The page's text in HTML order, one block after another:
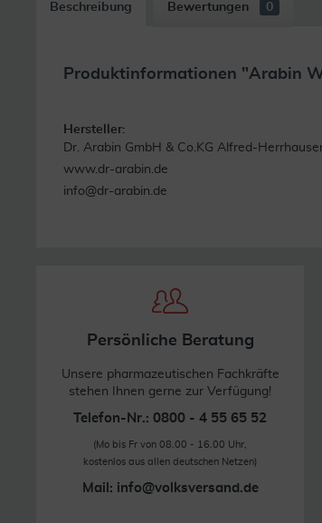
Beschreibung Bewertungen 0
Produktinformationen "Arabin
Hersteller:
Dr. Arabin GmbH & Co.KG Alfred-
www.dr-arabin.de
info@dr-arabin.de
Persönliche Beratung
Unsere pharmazeutischen Fachkräfte
stehen Ihnen gerne zur Verfügung!
Telefon-Nr.: 0800 - 4 55 65 52
(Mo bis Fr von 08.00 - 16.00 Uhr,
kostenlos aus allen deutschen Netzen)
Mail: info@volksversand.de